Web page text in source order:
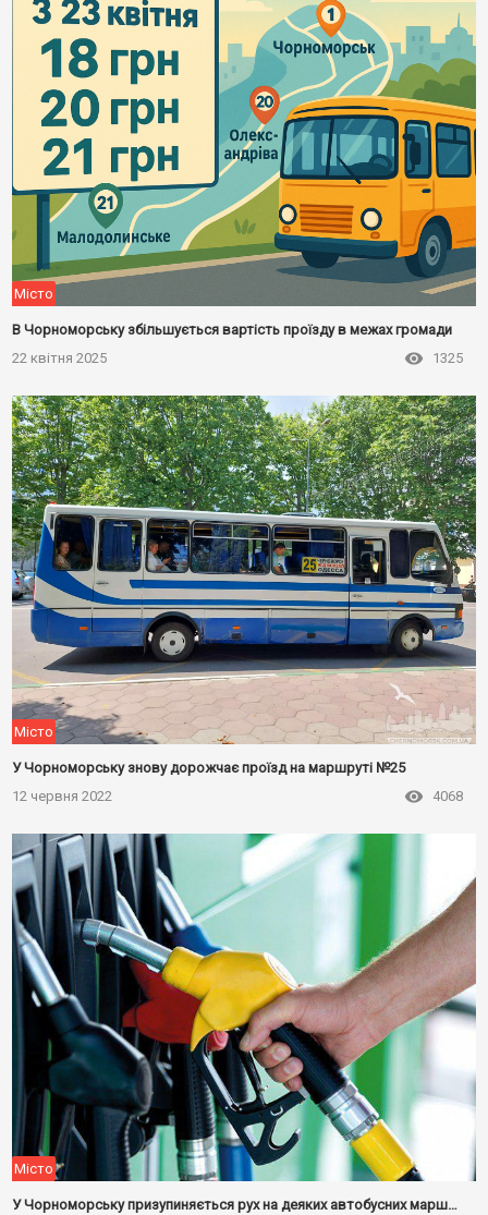
Місто
В Чорноморську збільшується вартість проїзду в межах громади
22 квітня 2025
1325
Місто
У Чорноморську знову дорожчає проїзд на маршруті №25
12 червня 2022
4068
Місто
У Чорноморську призупиняється рух на деяких автобусних маршрутах